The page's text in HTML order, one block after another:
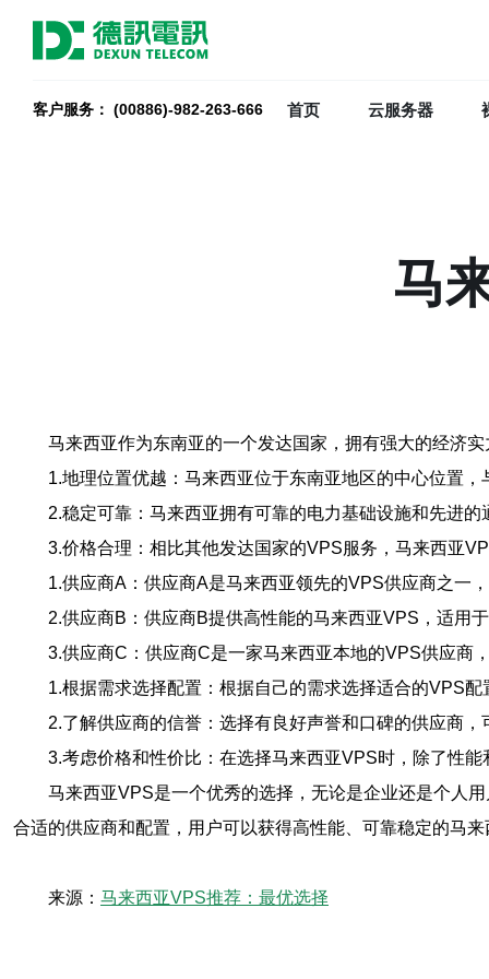
客户服务： (00886)-982-263-666 首页 云服务器
马
马来西亚作为东南亚的一个发达国家，拥有强大的经济
1.地理位置优越：马来西亚位于东南亚地区的中心位置
2.稳定可靠：马来西亚拥有可靠的电力基础设施和先进
3.价格合理：相比其他发达国家的VPS服务，马来西亚
1.供应商A：供应商A是马来西亚领先的VPS供应商之一
2.供应商B：供应商B提供高性能的马来西亚VPS，适用
3.供应商C：供应商C是一家马来西亚本地的VPS供应商
1.根据需求选择配置：根据自己的需求选择适合的VPS
2.了解供应商的信誉：选择有良好声誉和口碑的供应商
3.考虑价格和性价比：在选择马来西亚VPS时，除了性
马来西亚VPS是一个优秀的选择，无论是企业还是个人
合适的供应商和配置，用户可以获得高性能、可靠稳定的马
来源： 马来西亚VPS推荐：最优选择